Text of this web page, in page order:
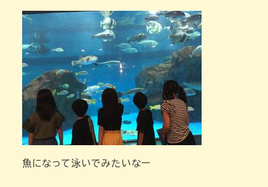
魚になって泳いでみたいなー